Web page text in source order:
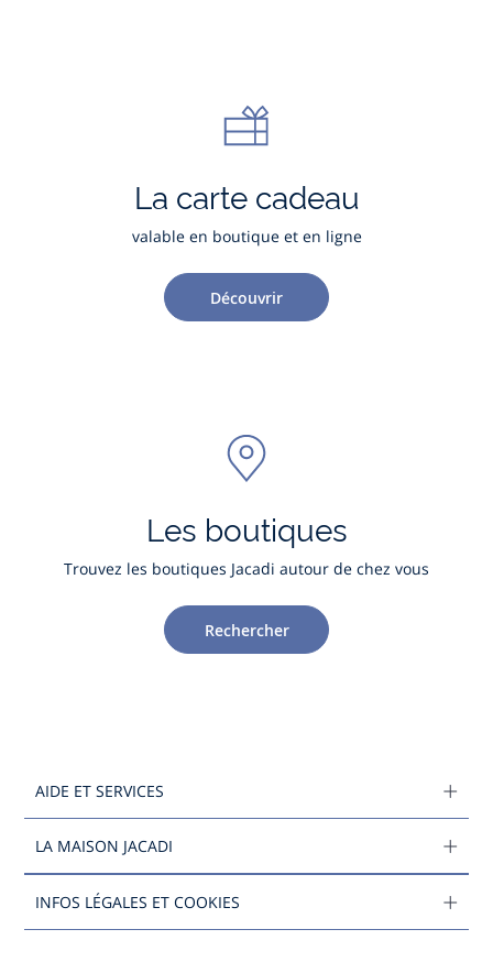
La carte cadeau
valable en boutique et en ligne
Découvrir
Les boutiques
Trouvez les boutiques Jacadi autour de chez vous
Rechercher
AIDE ET SERVICES
LA MAISON JACADI
INFOS LÉGALES ET COOKIES